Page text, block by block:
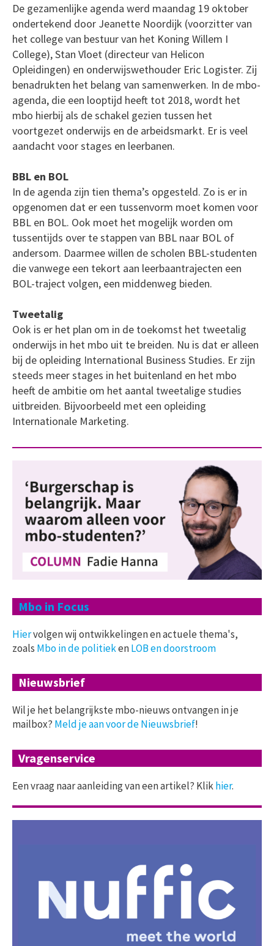
De gezamenlijke agenda werd maandag 19 oktober
ondertekend door Jeanette Noordijk (voorzitter van
het college van bestuur van het Koning Willem I
College), Stan Vloet (directeur van Helicon
Opleidingen) en onderwijswethouder Eric Logister. Zij
benadrukten het belang van samenwerken. In de mbo-
agenda, die een looptijd heeft tot 2018, wordt het
mbo hierbij als de schakel gezien tussen het
voortgezet onderwijs en de arbeidsmarkt. Er is veel
aandacht voor stages en leerbanen.
BBL en BOL
In de agenda zijn tien thema’s opgesteld. Zo is er in
opgenomen dat er een tussenvorm moet komen voor
BBL en BOL. Ook moet het mogelijk worden om
tussentijds over te stappen van BBL naar BOL of
andersom. Daarmee willen de scholen BBL-studenten
die vanwege een tekort aan leerbaantrajecten een
BOL-traject volgen, een middenweg bieden.
Tweetalig
Ook is er het plan om in de toekomst het tweetalig
onderwijs in het mbo uit te breiden. Nu is dat er alleen
bij de opleiding International Business Studies. Er zijn
steeds meer stages in het buitenland en het mbo
heeft de ambitie om het aantal tweetalige studies
uitbreiden. Bijvoorbeeld met een opleiding
Internationale Marketing.
Mbo in Focus
Hiervolgen wij ontwikkelingen en actuele thema's,
zoals Mbo in de politiekenLOB en doorstroom
Nieuwsbrief
Wil je het belangrijkste mbo-nieuws ontvangen in je
mailbox? Meld je aan voor de Nieuwsbrief!
Vragenservice
Een vraag naar aanleiding van een artikel? Klikhier.